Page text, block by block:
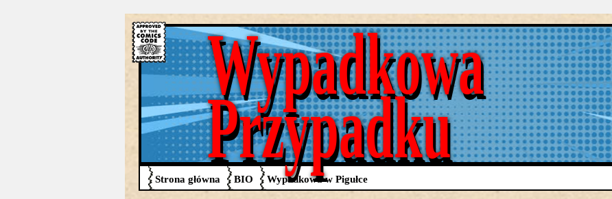
Wypadkowa
Przypadku
Strona główna BIO Wypadkowa w Pigułce